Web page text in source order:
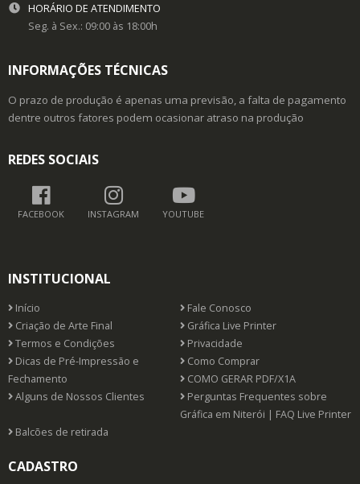
HORÁRIO DE ATENDIMENTO
Seg. à Sex.: 09:00 às 18:00h
INFORMAÇÕES TÉCNICAS
O prazo de produção é apenas uma previsão, a falta de pagamento
dentre outros fatores podem ocasionar atraso na produção
REDES SOCIAIS
FACEBOOK INSTAGRAM YOUTUBE
INSTITUCIONAL
Início
Fale Conosco
Criação de Arte Final
Gráfica Live Printer
Termos e Condições
Privacidade
Dicas de Pré-Impressão e
Fechamento
Como Comprar
COMO GERAR PDF/X1A
Alguns de Nossos Clientes
Perguntas Frequentes sobre
Gráfica em Niterói | FAQ Live Printer
Balcões de retirada
CADASTRO